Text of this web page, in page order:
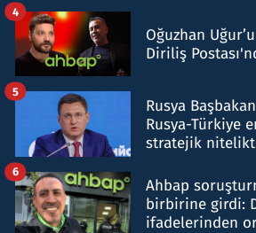
Oğuzhan
Diriliş
4
Rusya
Rusya-Türkiye
stratejik
5
Ahbap
birbirine girdi:
ifadelerinden
6